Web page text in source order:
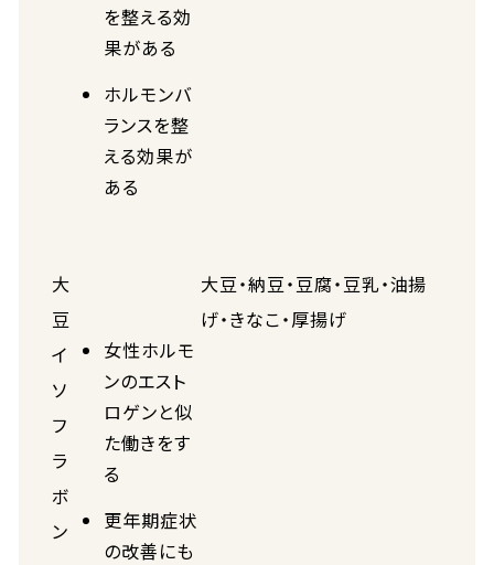
を整える効
果がある
ホルモンバ
ランスを整
える効果が
ある
大
豆
イ
ソ
フ
ラ
ボ
ン
女性ホルモ
ンのエスト
ロゲンと似
た働きをす
る
更年期症状
の改善にも
大豆・納豆・豆腐・豆乳・油揚
げ・きなこ・厚揚げ